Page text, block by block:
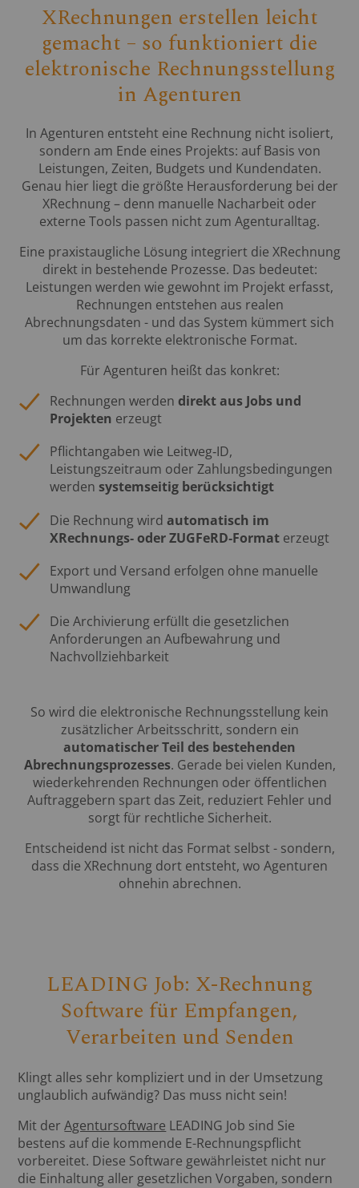
XRechnungen erstellen leicht
gemacht – so funktioniert die
elektronische Rechnungsstellung
in Agenturen
In Agenturen entsteht eine Rechnung nicht isoliert,
sondern am Ende eines Projekts: auf Basis von
Leistungen, Zeiten, Budgets und Kundendaten.
Genau hier liegt die größte Herausforderung bei der
XRechnung – denn manuelle Nacharbeit oder
externe Tools passen nicht zum Agenturalltag.
Eine praxistaugliche Lösung integriert die XRechnung
direkt in bestehende Prozesse. Das bedeutet:
Leistungen werden wie gewohnt im Projekt erfasst,
Rechnungen entstehen aus realen
Abrechnungsdaten - und das System kümmert sich
um das korrekte elektronische Format.
Für Agenturen heißt das konkret:
Rechnungen werdendirekt aus Jobs und
Projekten erzeugt
Pflichtangaben wie Leitweg‑ID,
Leistungszeitraum oder Zahlungsbedingungen
werdensystemseitig berücksichtigt
Die Rechnung wirdautomatisch im
XRechnungs‑ oder ZUGFeRD‑Format erzeugt
Export und Versand erfolgen ohne manuelle
Umwandlung
Die Archivierung erfüllt die gesetzlichen
Anforderungen an Aufbewahrung und
Nachvollziehbarkeit
So wird die elektronische Rechnungsstellung kein
zusätzlicher Arbeitsschritt, sondern ein
automatischer Teil des bestehenden
Abrechnungsprozesses. Gerade bei vielen Kunden,
wiederkehrenden Rechnungen oder öffentlichen
Auftraggebern spart das Zeit, reduziert Fehler und
sorgt für rechtliche Sicherheit.
Entscheidend ist nicht das Format selbst - sondern,
dass die XRechnung dort entsteht, wo Agenturen
ohnehin abrechnen.
LEADING Job: X-Rechnung
Software für Empfangen,
Verarbeiten und Senden
Klingt alles sehr kompliziert und in der Umsetzung
unglaublich aufwändig? Das muss nicht sein!
Mit derAgentursoftware LEADING Job sind Sie
bestens auf die kommende E-Rechnungspflicht
vorbereitet. Diese Software gewährleistet nicht nur
die Einhaltung aller gesetzlichen Vorgaben, sondern